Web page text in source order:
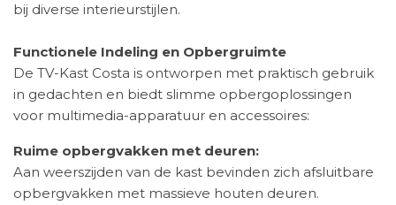
bij diverse interieurstijlen.
Functionele Indeling en Opbergruimte
De TV-Kast Costa is ontworpen met praktisch gebruik
in gedachten en biedt slimme opbergoplossingen
voor multimedia-apparatuur en accessoires:
Ruime opbergvakken met deuren:
Aan weerszijden van de kast bevinden zich afsluitbare
opbergvakken met massieve houten deuren.